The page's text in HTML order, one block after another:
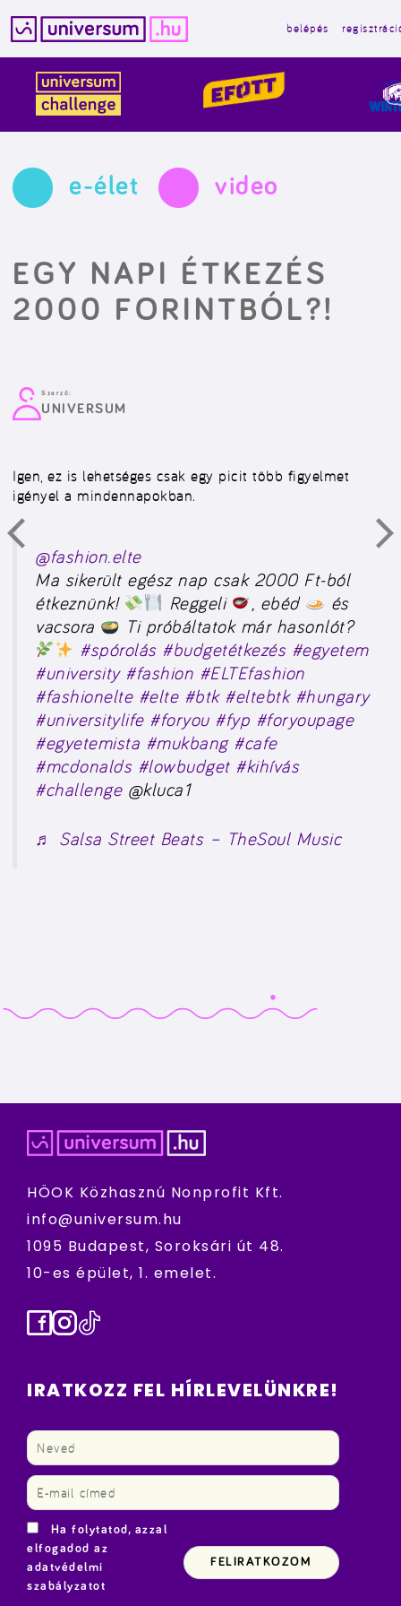
tartalomba
belépés
e-élet video
EGY NAPI ÉTKEZÉS
2000 FORINTBÓL?!
Szerző:
UNIVERSUM
Igen, ez is lehetséges csak egy picit több figyelmet
igényel a mindennapokban.
@fashion.elte
Ma sikerült egész nap csak 2000 Ft-ból
étkeznünk!
Reggeli , ebéd
és
vacsora
Ti próbáltatok már hasonlót?
#spórolás #budgetétkezés #egyetem
#university #fashion #ELTEfashion
#fashionelte #elte #btk #eltebtk #hungary
#universitylife #foryou #fyp #foryoupage
#egyetemista #mukbang #cafe
#mcdonalds #lowbudget #kihívás
#challenge@kluca1
♬ Salsa Street Beats – TheSoul Music
HÖOK Közhasznú Nonprofit Kft.
info@universum.hu
1095 Budapest, Soroksári út 48.
10-es épület, 1. emelet.
Facebook
Instagram
TikTok
IRATKOZZ FEL HÍRLEVELÜNKRE!
Ha folytatod, azzal
elfogadod az
adatvédelmi
szabályzatot